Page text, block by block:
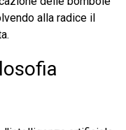
alla radice il